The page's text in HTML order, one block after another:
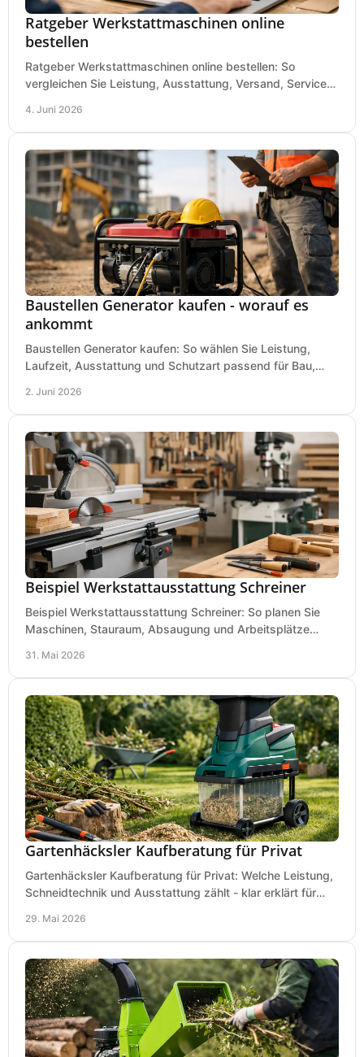
Ratgeber Werkstattmaschinen online
bestellen
Ratgeber Werkstattmaschinen online bestellen: So
vergleichen Sie Leistung, Ausstattung, Versand, Service
4. Juni 2026
Baustellen Generator kaufen - worauf es
ankommt
Baustellen Generator kaufen: So wählen Sie Leistung,
Laufzeit, Ausstattung und Schutzart passend für Bau,
2. Juni 2026
Beispiel Werkstattausstattung Schreiner
Beispiel Werkstattausstattung Schreiner: So planen Sie
Maschinen, Stauraum, Absaugung und Arbeitsplätze
31. Mai 2026
Gartenhäcksler Kaufberatung für Privat
Gartenhäcksler Kaufberatung für Privat: Welche Leistung,
Schneidtechnik und Ausstattung zählt - klar erklärt für
29. Mai 2026